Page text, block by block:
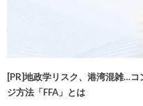
[PR]地政学リスク、港湾混雑…
ジ方法「FFA」とは